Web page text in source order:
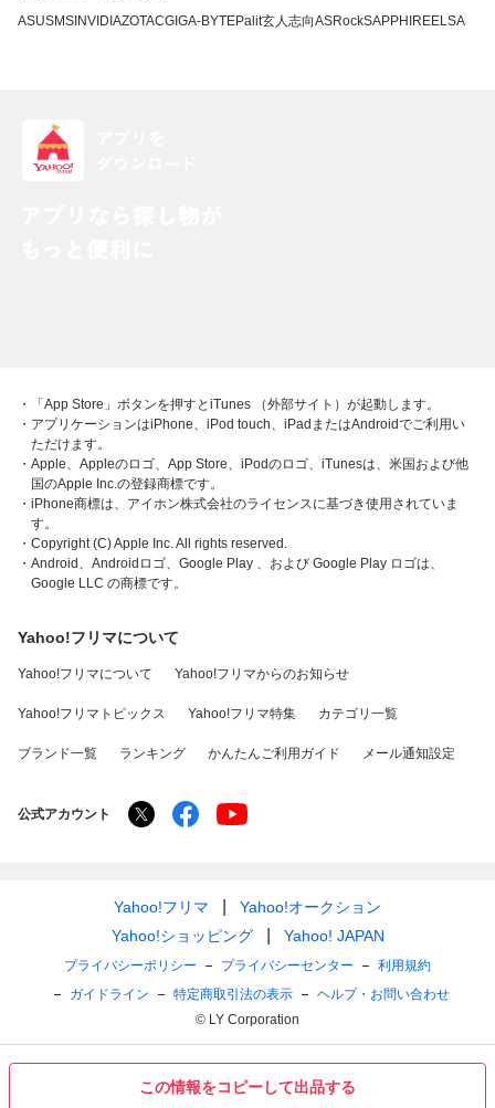
この情報をコピーして出品する
ASUSMSI NVIDIAZOTACGIGA-BYTEPalit玄人志向ASRockSAPPHIREELSA
・「App Store」ボタンを押すとiTunes （外部サイト）が起動します。
・アプリケーションはiPhone、iPod touch、iPadまたはAndroidでご利用い
ただけます。
・Apple、Appleのロゴ、App Store、iPodのロゴ、iTunesは、米国および他
国のApple Inc.の登録商標です。
・iPhone商標は、アイホン株式会社のライセンスに基づき使用されていま
す。
・Copyright (C) Apple Inc. All rights reserved.
・Android、Androidロゴ、Google Play 、および Google Play ロゴは、
Google LLC の商標です。
Yahoo!フリマについて
Yahoo!フリマについて Yahoo!フリマからのお知らせ
Yahoo!フリマトピックス Yahoo!フリマ特集 カテゴリ一覧
ブランド一覧 ランキング かんたんご利用ガイド メール通知設定
公式アカウント
Yahoo!フリマ
Yahoo!オークション
Yahoo!ショッピング
Yahoo! JAPAN
プライバシーポリシー プライバシーセンター
利用規約
ガイドライン
特定商取引法の表示
ヘルプ・お問い合わせ
© LY Corporation